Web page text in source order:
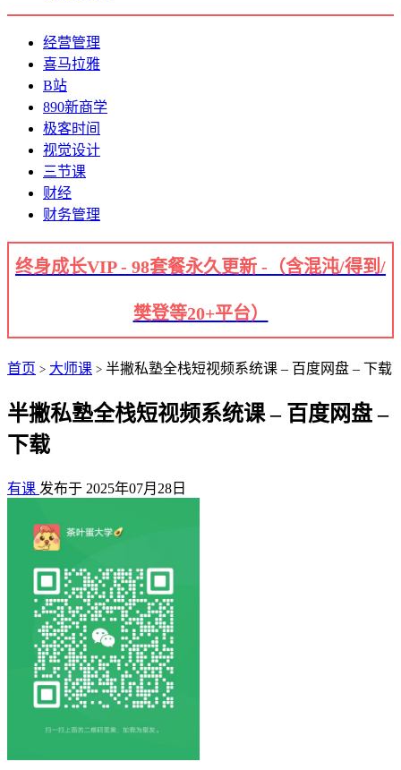
经营管理
喜马拉雅
B站
890新商学
极客时间
视觉设计
三节课
财经
财务管理
终身成长VIP - 98套餐永久更新 -（含混沌/得到/
樊登等20+平台）
首页 > 大师课 > 半撇私塾全栈短视频系统课 – 百度网盘 – 下载
半撇私塾全栈短视频系统课 – 百度网盘 –
下载
有课 发布于 2025年07月28日